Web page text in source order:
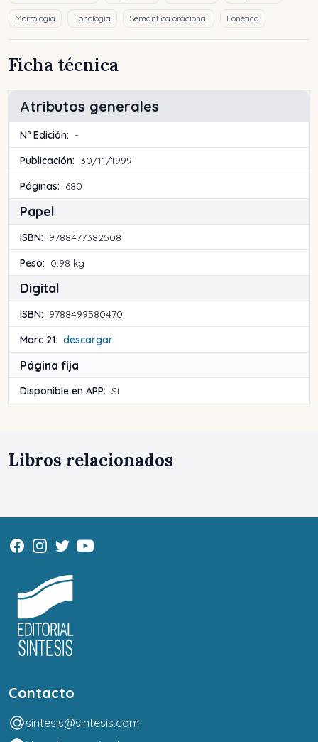
Morfología Fonología Semántica oracional Fonética
Ficha técnica
Atributos generales
Nº Edición: -
Publicación: 30/11/1999
Páginas: 680
Papel
ISBN: 9788477382508
Peso: 0,98 kg
Digital
ISBN: 9788499580470
Marc 21: descargar
Página fija
Disponible en APP: Sí
Libros relacionados
Contacto
sintesis@sintesis.com